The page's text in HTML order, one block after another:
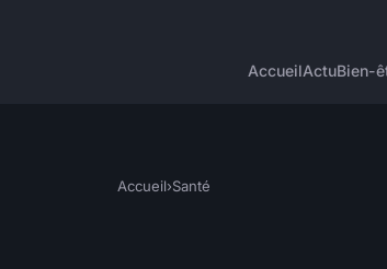
AccueilActuBien-
Accueil›Santé